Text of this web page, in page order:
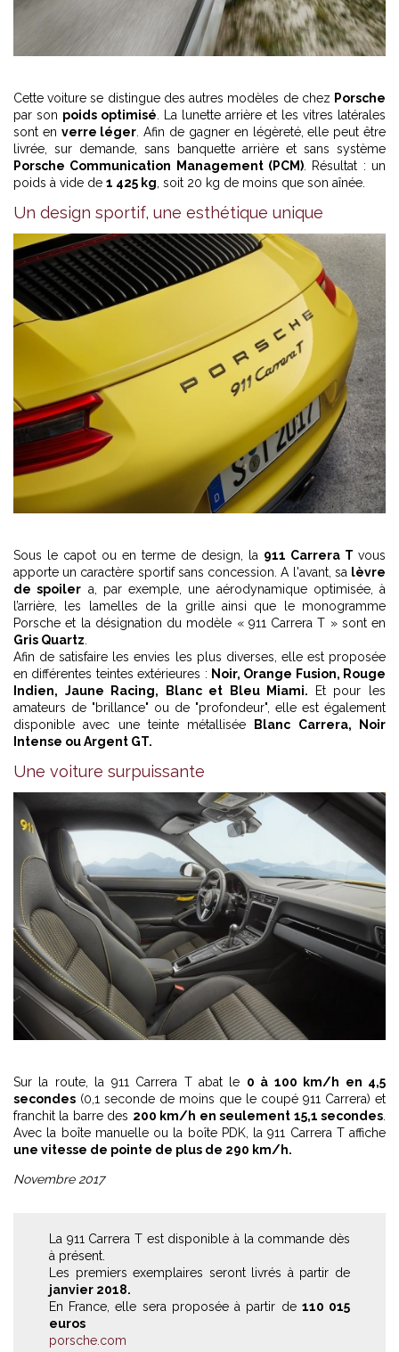
Cette voiture se distingue des autres modèles de chez Porsche
par son poids optimisé . La lunette arrière et les vitres latérales
sont en verre léger . Afin de gagner en légèreté, elle peut être
livrée, sur demande, sans banquette arrière et sans système
Porsche Communication Management (PCM) . Résultat : un
poids à vide de 1 425 kg , soit 20 kg de moins que son aînée.
Un design sportif, une esthétique unique
Sous le capot ou en terme de design, la 911 Carrera T vous
apporte un caractère sportif sans concession. A l'avant, sa lèvre
de spoiler a, par exemple, une aérodynamique optimisée, à
l’arrière, les lamelles de la grille ainsi que le monogramme
Porsche et la désignation du modèle « 911 Carrera T » sont en
Gris Quartz
Afin de satisfaire les envies les plus diverses, elle est proposée
en différentes teintes extérieures : Noir, Orange Fusion, Rouge
Indien, Jaune Racing, Blanc et Bleu Miami.
Et pour les
amateurs de "brillance" ou de "profondeur", elle est également
disponible avec une teinte métallisée
Blanc Carrera, Noir
Intense ou Argent GT.
Une voiture surpuissante
Sur la route, la 911 Carrera T abat le 0 à 100 km/h en 4,5
secondes (0,1 seconde de moins que le coupé 911 Carrera) et
franchit la barre des 200 km/h en seulement 15,1 secondes.
Avec la boîte manuelle ou la boîte PDK, la 911 Carrera T affiche
une vitesse de pointe de plus de 290 km/h.
Novembre 2017
La 911 Carrera T est disponible à la commande dès
à présent.
Les premiers exemplaires seront livrés à partir de
janvier 2018.
En France, elle sera proposée à partir de 110 015
euros
porsche.com